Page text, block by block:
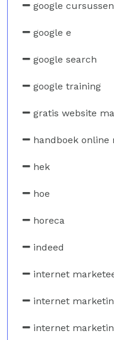
google
google e
google search
google training
gratis website
handboek online
hek
hoe
horeca
indeed
internet
internet
internet